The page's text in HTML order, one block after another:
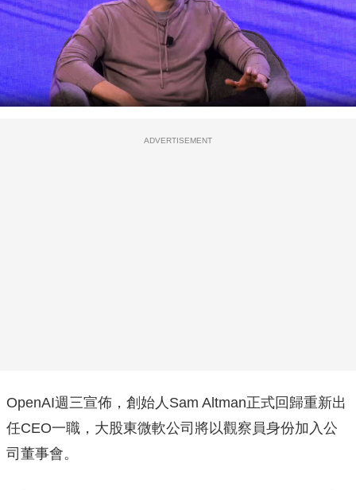
ADVERTISEMENT
OpenAI週三宣佈，創始人Sam Altman正式回歸重新出
任CEO一職，大股東微軟公司將以觀察員身份加入公
司董事會。